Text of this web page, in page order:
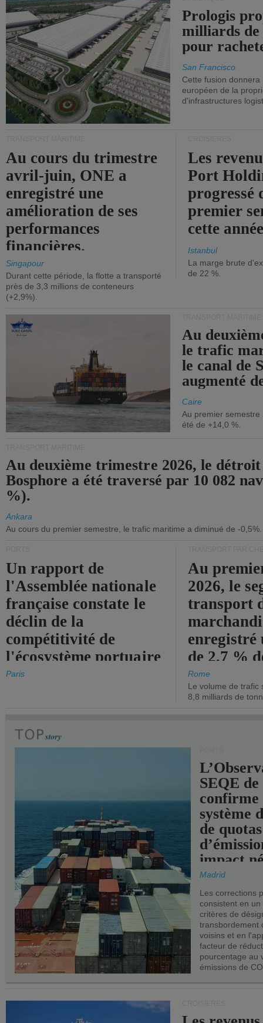
Prologis
milliards
pour
San Francisco
Cette fusion
européen de la
d'infrastructures
Au cours du trimestre
avril-juin, ONE a
enregistré une
amélioration de ses
performances
financières.
Singapour
Durant cette période, la flotte a transporté
près de 3,3 millions de conteneurs
(+2,9%).
Les
Port
progressé
premier
cette
Istanbul
La marge brute
de 22 %.
Au
le trafic
le canal de
augmenté
Caire
Au premier
été de +14,0 %.
Au deuxième trimestre 2026, le
Bosphore a été traversé par 10 082
%).
Ankara
Au cours du premier semestre, le trafic maritime a diminué de -0,5%.
Un rapport de
l'Assemblée nationale
française constate le
déclin de la
compétitivité de
l'écosystème portuaire
de l'État.
Paris
Au
2026, le
transport
enregistré
de 2,7 %
chiffre
Rome
Le volume de trafic
8,8 milliards de
SEQE de
confirme
système
de quotas
impact
les ports
Madrid
Les corrections
consistent en
critères de
transbordement
voisins et en
facteur de
pourcentage au
émissions de